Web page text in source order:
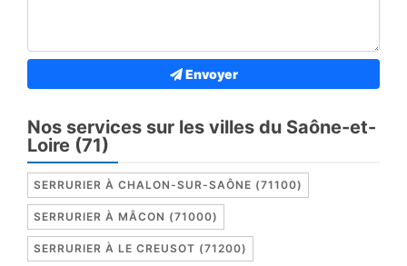
Envoyer
Nos services sur les villes du Saône-et-
Loire (71)
SERRURIER À CHALON-SUR-SAÔNE (71100)
SERRURIER À MÂCON (71000)
SERRURIER À LE CREUSOT (71200)